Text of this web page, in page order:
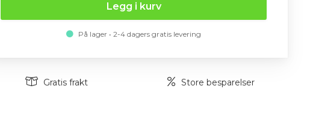
Legg i kurv
På lager • 2-4 dagers gratis levering
Gratis frakt Store besparelser